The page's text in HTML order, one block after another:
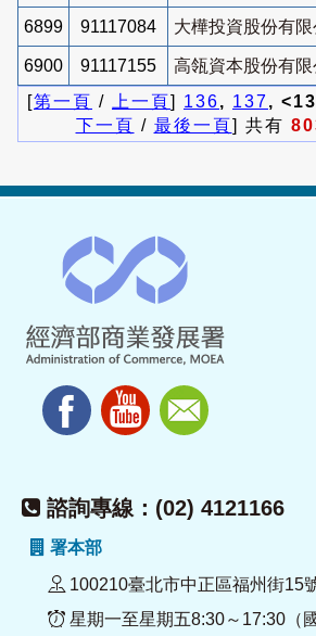
6899 91117084 大樺投資股份有限
6900 91117155
高瓴資本股份有限
[第一頁 / 上一頁] 136, 137,
下一頁 / 最後一頁] 共有
諮詢專線：(02) 4121166
署本部
100210臺北市中正區福州街15
星期一至星期五8:30～17:30（